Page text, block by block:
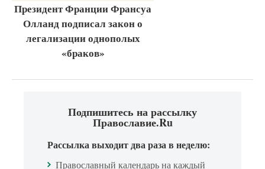
Президент Франции Франсуа
Олланд подписал закон о
легализации однополых
«браков»
Подпишитесь на рассылку
Православие.Ru
Рассылка выходит два раза в неделю:
Православный календарь на каждый